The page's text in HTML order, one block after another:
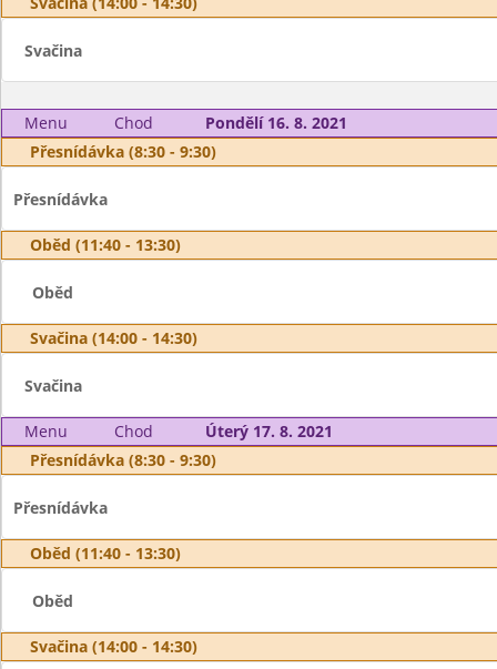
Svačina
Menu Chod
Pondělí 16. 8. 2021
Přesnídávka (8:30 - 9:30)
Přesnídávka
Oběd (11:40 - 13:30)
Oběd
Svačina (14:00 - 14:30)
Svačina
Menu Chod
Úterý 17. 8. 2021
Přesnídávka (8:30 - 9:30)
Přesnídávka
Oběd (11:40 - 13:30)
Oběd
Svačina (14:00 - 14:30)